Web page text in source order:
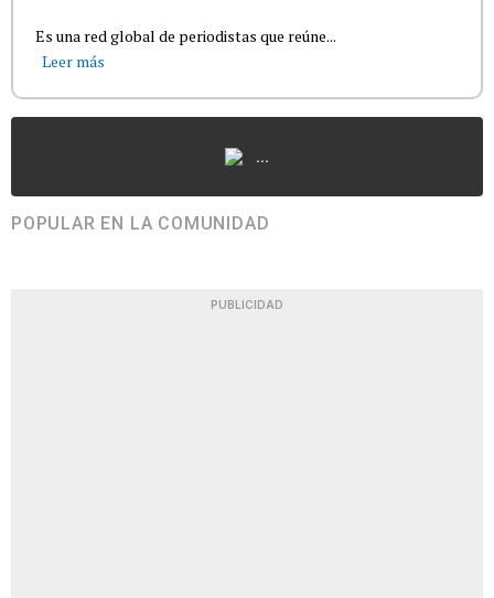
Es una red global de periodistas que reúne...
Leer más
...
POPULAR EN LA COMUNIDAD
PUBLICIDAD